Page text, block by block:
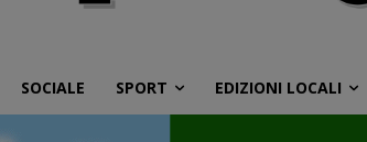
SOCIALE SPORT EDIZIONI LOCALI